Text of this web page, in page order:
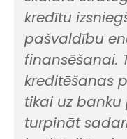
kredītu
pašvaldību
finansēšanai.
kreditēšanas
tikai uz banku
turpināt